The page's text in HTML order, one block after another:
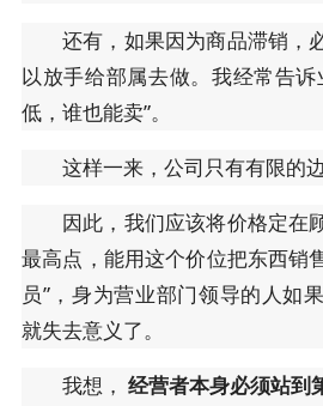
还有，如果因为商品滞销，
以放手给部属去做。我经常告
低，谁也能卖”。
这样一来，公司只有有限的
因此，我们应该将价格定在
最高点，能用这个价位把东西销
员”，身为营业部门领导的人如
就失去意义了。
我想， 经营者本身必须站到